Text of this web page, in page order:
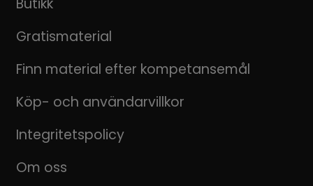
Butikk
Gratismaterial
Finn material efter kompetansemål
Köp- och användarvillkor
Integritetspolicy
Om oss